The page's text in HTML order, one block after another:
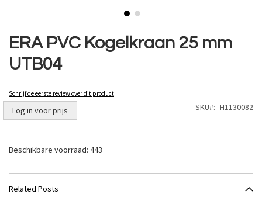
ERA PVC Kogelkraan 25 mm
UTB04
Schrijf de eerste review over dit product
Log in voor prijs SKU H1130082
Beschikbare voorraad: 443
naar
het
begin
van
afbeeldingen-
gallerij
Related Posts